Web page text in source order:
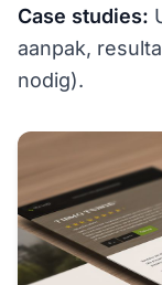
Case studies:
aanpak,
nodig).